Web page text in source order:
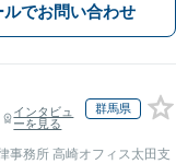
ルでお問い合わせ
インタビュ
ーを見る
群馬県
事務所 高崎オフィス太田支